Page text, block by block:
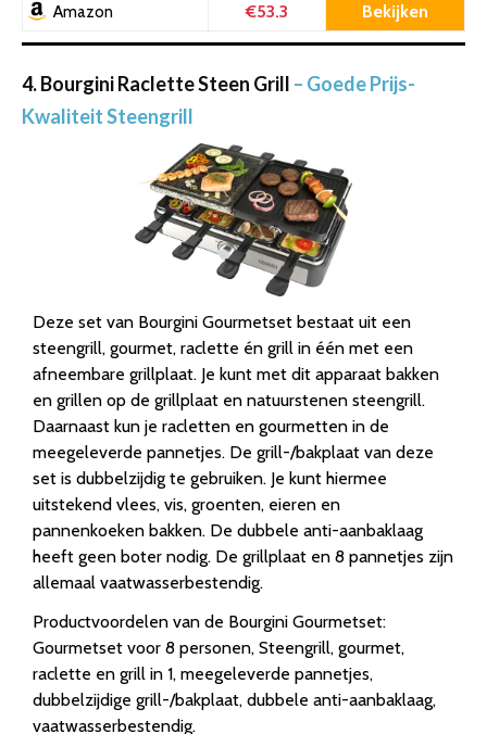
Amazon €53.3 Bekijken
4. Bourgini Raclette Steen Grill – Goede Prijs-
Kwaliteit Steengrill
Deze set van Bourgini Gourmetset bestaat uit een
steengrill, gourmet, raclette én grill in één met een
afneembare grillplaat. Je kunt met dit apparaat bakken
en grillen op de grillplaat en natuurstenen steengrill.
Daarnaast kun je racletten en gourmetten in de
meegeleverde pannetjes. De grill-/bakplaat van deze
set is dubbelzijdig te gebruiken. Je kunt hiermee
uitstekend vlees, vis, groenten, eieren en
pannenkoeken bakken. De dubbele anti-aanbaklaag
heeft geen boter nodig. De grillplaat en 8 pannetjes zijn
allemaal vaatwasserbestendig.
Productvoordelen van de Bourgini Gourmetset:
Gourmetset voor 8 personen, Steengrill, gourmet,
raclette en grill in 1, meegeleverde pannetjes,
dubbelzijdige grill-/bakplaat, dubbele anti-aanbaklaag,
vaatwasserbestendig.